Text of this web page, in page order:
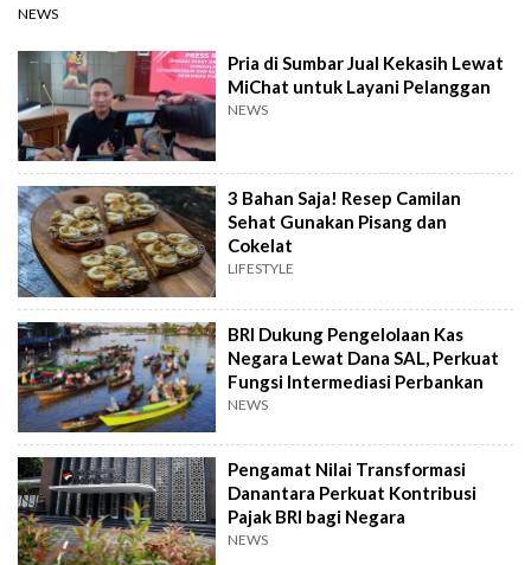
NEWS
Pria di Sumbar Jual Kekasih Lewat
MiChat untuk Layani Pelanggan
NEWS
3 Bahan Saja! Resep Camilan
Sehat Gunakan Pisang dan
Cokelat
LIFESTYLE
BRI Dukung Pengelolaan Kas
Negara Lewat Dana SAL, Perkuat
Fungsi Intermediasi Perbankan
NEWS
Pengamat Nilai Transformasi
Danantara Perkuat Kontribusi
Pajak BRI bagi Negara
NEWS